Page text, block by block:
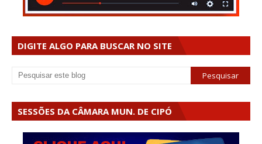
DIGITE ALGO PARA BUSCAR NO SITE
SESSÕES DA CÂMARA MUN. DE CIPÓ